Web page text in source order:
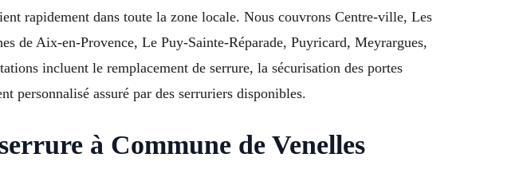
rapidement dans toute la zone locale. Nous couvrons Centre-ville, Les
de Aix-en-Provence, Le Puy-Sainte-Réparade, Puyricard, Meyrargues,
incluent le remplacement de serrure, la sécurisation des portes
personnalisé assuré par des serruriers disponibles.
à Commune de Venelles